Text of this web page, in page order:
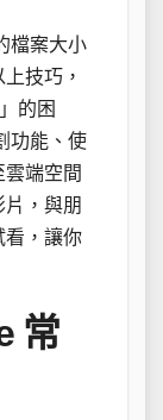
檔案大小
技巧，
的困
功能、使
端空間
，與朋
看，讓你
常